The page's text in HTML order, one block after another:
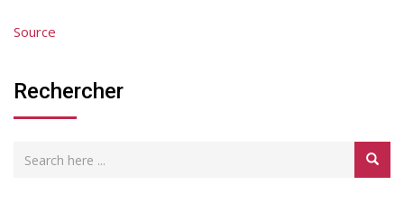
Source
Rechercher